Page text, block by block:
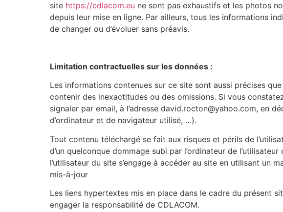
site https://cdlacom.eu ne sont pas exhaustifs et les photos
depuis leur mise en ligne. Par ailleurs, tous les informations
de changer ou d’évoluer sans préavis.
Limitation contractuelles sur les données :
Les informations contenues sur ce site sont aussi précises
contenir des inexactitudes ou des omissions. Si vous
signaler par email, à l’adresse david.rocton@yahoo.com, en
d’ordinateur et de navigateur utilisé, …).
Tout contenu téléchargé se fait aux risques et périls de
d’un quelconque dommage subi par l’ordinateur de
l’utilisateur du site s’engage à accéder au site en utilisant un
mis-à-jour
Les liens hypertextes mis en place dans le cadre du présent
engager la responsabilité de CDLACOM.